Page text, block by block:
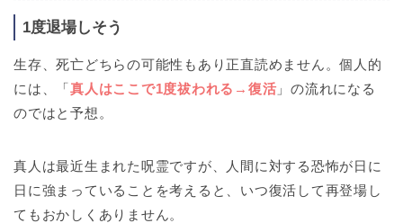
1度退場しそう
生存、死亡どちらの可能性もあり正直読めません。個人的
には、「真人はここで1度祓われる→復活 」の流れになる
のではと予想。
真人は最近生まれた呪霊ですが、人間に対する恐怖が日に
日に強まっていることを考えると、いつ復活して再登場し
てもおかしくありません。